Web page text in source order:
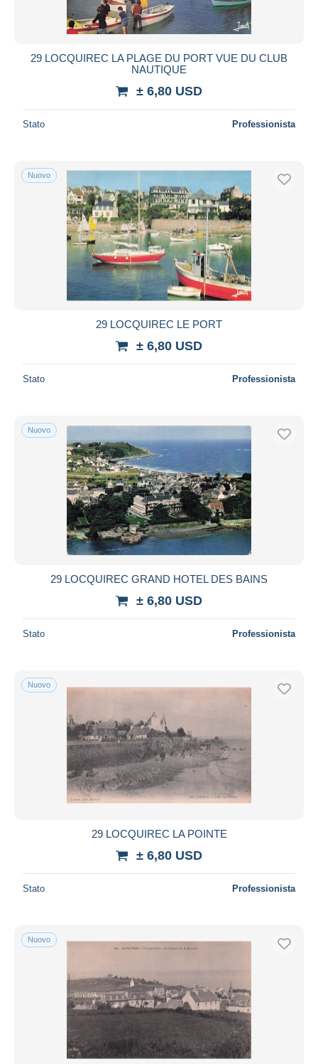
29 LOCQUIREC LA PLAGE DU PORT VUE DU CLUB
NAUTIQUE
± 6,80 USD
Stato Professionista
Nuovo
29 LOCQUIREC LE PORT
± 6,80 USD
Stato Professionista
Nuovo
29 LOCQUIREC GRAND HOTEL DES BAINS
± 6,80 USD
Stato Professionista
Nuovo
29 LOCQUIREC LA POINTE
± 6,80 USD
Stato Professionista
Nuovo